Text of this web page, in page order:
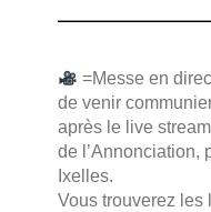
=Messe en
de venir
après le live
de l’Annonciation,
Ixelles.
Vous trouverez les